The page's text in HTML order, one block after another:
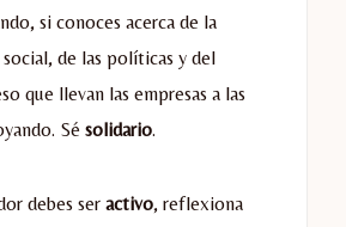
si conoces acerca de la
de las políticas y del
que llevan las empresas a las
Sé solidario.
debes ser activo, reflexiona